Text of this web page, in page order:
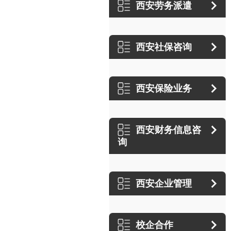
西安劳务派遣
西安社保咨询
西安保险业务
西安财务信息咨
询
西安企业管理
校企合作